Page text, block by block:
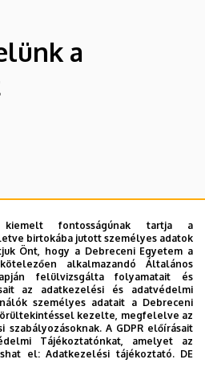
a
tér 1.
fontosságúnak tartja a
birtokába jutott személyes adatok
Önt, hogy a Debreceni Egyetem a
alkalmazandó Általános
felülvizsgálta folyamatait és
az adatkezelési és adatvédelmi
személyes adatait a Debreceni
kezelte, megfelelve az
A GDPR előírásait
Tájékoztatónkat, amelyet az
el:Adatkezelési tájékoztató. DE